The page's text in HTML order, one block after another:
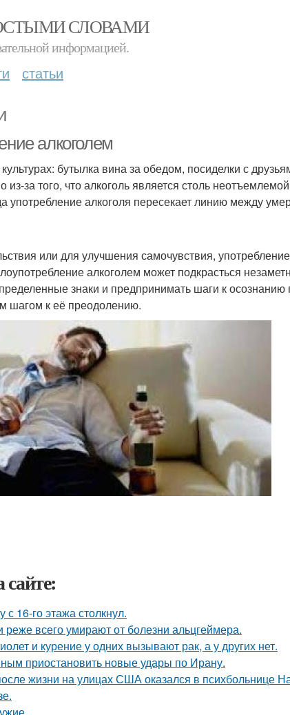
СЛОВАМИ
информацией.
статьи
алкоголем
бутылка вина за обедом, посиделки с
за того, что алкоголь является столь
употребление алкоголя пересекает линию между
или для улучшения самочувствия,
алкоголем может подкрасться
знаки и предпринимать шаги к
шагом к её преодолению.
16-го этажа столкнул.
всего умирают от болезни альцгеймера.
и курение у одних вызывают рак, а у других нет.
приостановить новые удары по Ирану.
жизни на улицах США оказался в психбольнице